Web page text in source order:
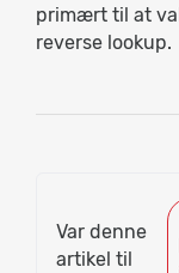
primært til at
reverse lookup.
Var denne
artikel til